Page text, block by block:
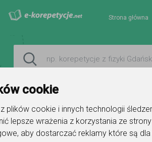
cookie
plików cookie i innych technologii
lepsze wrażenia z korzystania ze
, aby dostarczać reklamy które są
Strona główna
Strona główna Luca